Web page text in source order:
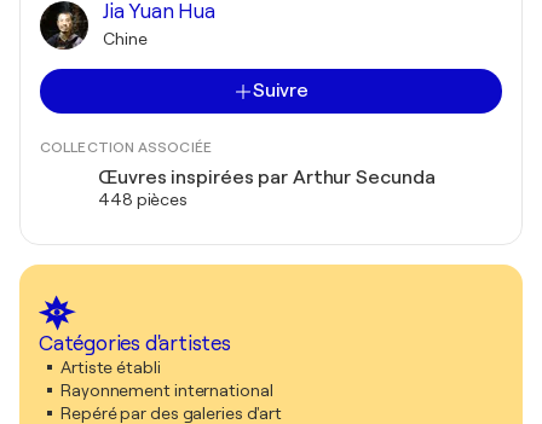
Jia Yuan Hua
Chine
Suivre
COLLECTION ASSOCIÉE
Œuvres inspirées par Arthur Secunda
448 pièces
Catégories d'artistes
Artiste établi
Rayonnement international
Repéré par des galeries d'art